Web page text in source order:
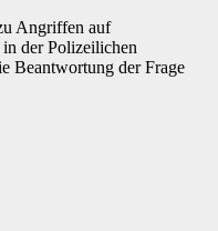
Angriffen auf
der Polizeilichen
Beantwortung der Frage